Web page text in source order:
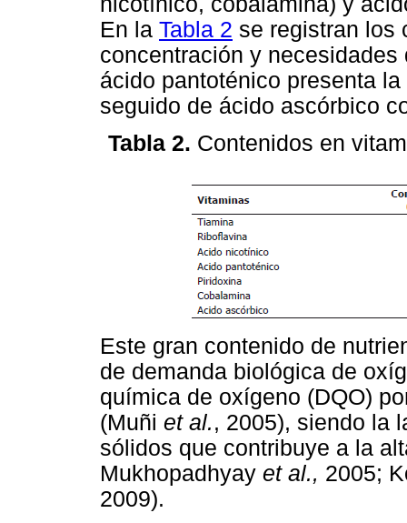
En la Tabla 2 se registran los
concentración y
ácido pantoténico presenta
seguido de ácido ascórbico
Tabla 2. Contenidos en
Este gran contenido de
de demanda biológica de
química de oxígeno (DQO)
(Muñi et al., 2005), siendo la
sólidos que contribuye a la
Mukhopadhyay et al., 2005;
2009).